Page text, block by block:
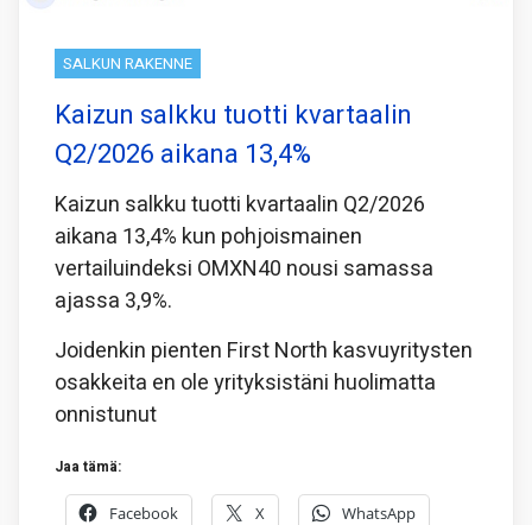
SALKUN RAKENNE
Kaizun salkku tuotti kvartaalin
Q2/2026 aikana 13,4%
Kaizun salkku tuotti kvartaalin Q2/2026
aikana 13,4% kun pohjoismainen
vertailuindeksi OMXN40 nousi samassa
ajassa 3,9%.
Joidenkin pienten First North kasvuyritysten
osakkeita en ole yrityksistäni huolimatta
onnistunut
Jaa tämä:
Facebook X WhatsApp